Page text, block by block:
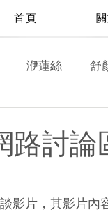
首頁
洢蓮絲 舒
路討
影片，其影片